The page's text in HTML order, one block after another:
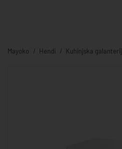
Mayoko Hendi Kuhinjska